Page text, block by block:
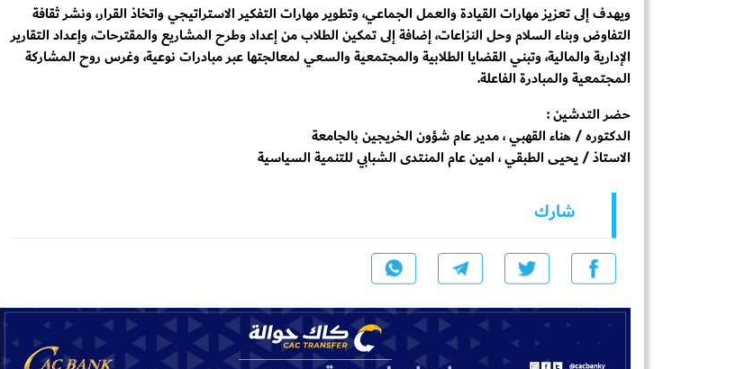
ويهدف إلى تعزيز مهارات القيادة والعمل الجماعي، وتطوير مهارات التفكير الاستراتيجي واتخاذ القرار، ونشر ثقافة
التفاوض وبناء السلام وحل النزاعات، إضافة إلى تمكين الطلاب من إعداد وطرح المشاريع والمقترحات، وإعداد التقارير
الإدارية والمالية، وتبني القضايا الطلابية والمجتمعية والسعي لمعالجتها عبر مبادرات نوعية، وغرس روح المشاركة
المجتمعية والمبادرة الفاعلة.
حضر التدشين :
الدكتوره / هناء القهبي ، مدير عام شؤون الخريجين بالجامعة
الاستاذ / يحيى الطبقي ، امين عام المنتدى الشبابي للتنمية السياسية
شارك